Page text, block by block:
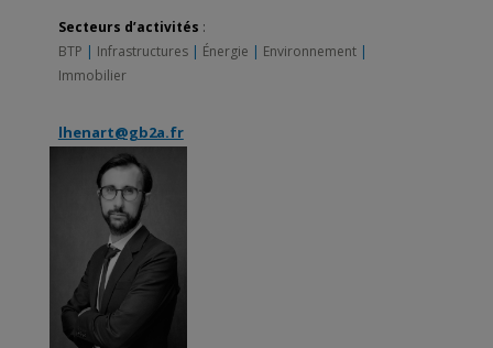
Secteurs d’activités :
BTP | Infrastructures | Énergie | Environnement |
Immobilier
lhenart@gb2a.fr